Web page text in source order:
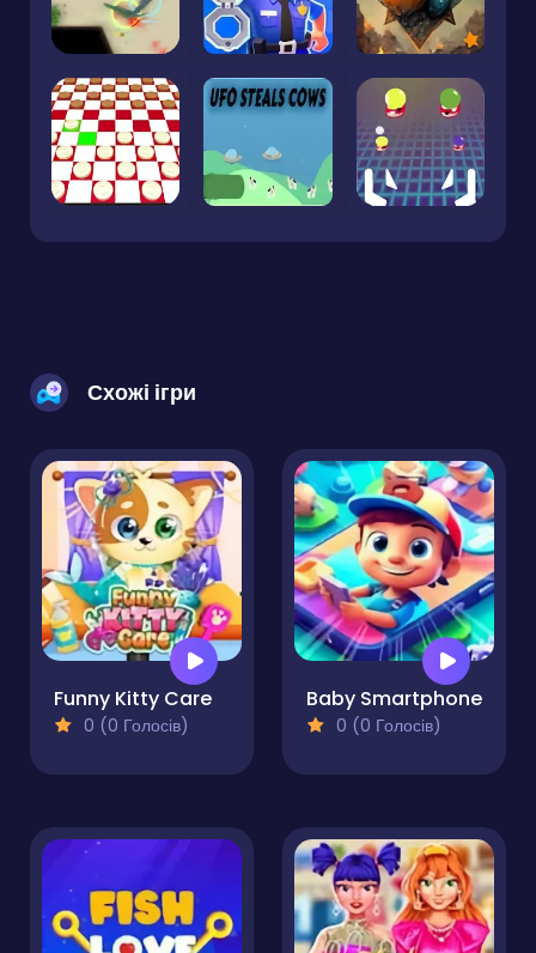
Схожі ігри
Funny Kitty Care
0 (0 Голосів)
Baby Smartphone
0 (0 Голосів)